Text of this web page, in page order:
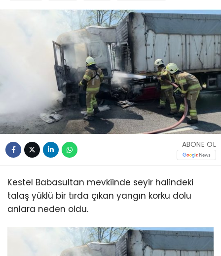
ABONE OL
Kestel Babasultan mevkiinde seyir halindeki
talaş yüklü bir tırda çıkan yangın korku dolu
anlara neden oldu.